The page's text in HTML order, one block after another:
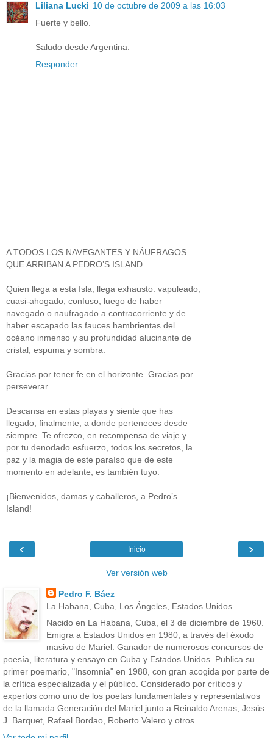
Liliana Lucki 10 de octubre de 2009 a las 16:03
Fuerte y bello.
Saludo desde Argentina.
Responder
A TODOS LOS NAVEGANTES Y NÁUFRAGOS
QUE ARRIBAN A PEDRO’S ISLAND
Quien llega a esta Isla, llega exhausto: vapuleado,
cuasi-ahogado, confuso; luego de haber
navegado o naufragado a contracorriente y de
haber escapado las fauces hambrientas del
océano inmenso y su profundidad alucinante de
cristal, espuma y sombra.
Gracias por tener fe en el horizonte. Gracias por
perseverar.
Descansa en estas playas y siente que has
llegado, finalmente, a donde perteneces desde
siempre. Te ofrezco, en recompensa de viaje y
por tu denodado esfuerzo, todos los secretos, la
paz y la magia de este paraíso que de este
momento en adelante, es también tuyo.
¡Bienvenidos, damas y caballeros, a Pedro’s
Island!
‹ ›
Inicio
Ver versión web
Pedro F. Báez
La Habana, Cuba, Los Ángeles, Estados Unidos
Nacido en La Habana, Cuba, el 3 de diciembre de 1960.
Emigra a Estados Unidos en 1980, a través del éxodo
masivo de Mariel. Ganador de numerosos concursos de
poesía, literatura y ensayo en Cuba y Estados Unidos. Publica su
primer poemario, "Insomnia" en 1988, con gran acogida por parte de
la crítica especializada y el público. Considerado por críticos y
expertos como uno de los poetas fundamentales y representativos
de la llamada Generación del Mariel junto a Reinaldo Arenas, Jesús
J. Barquet, Rafael Bordao, Roberto Valero y otros.